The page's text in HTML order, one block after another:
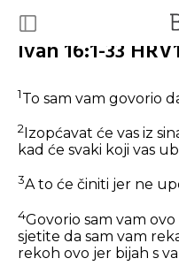
Ivan 16:1-33
1To sam vam govorio
2 Izopćavat će vas iz
kad će svaki koji vas
3A to će činiti jer ne
4Govorio sam vam
sjetite da sam vam
rekoh ovo jer bijah s